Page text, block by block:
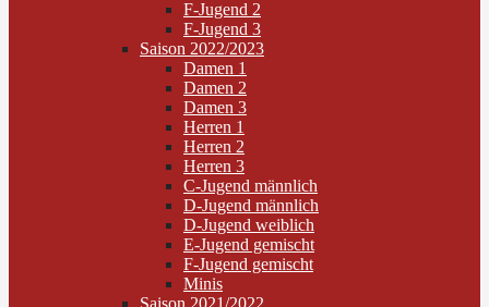
F-Jugend 2
F-Jugend 3
Saison 2022/2023
Damen 1
Damen 2
Damen 3
Herren 1
Herren 2
Herren 3
C-Jugend männlich
D-Jugend männlich
D-Jugend weiblich
E-Jugend gemischt
F-Jugend gemischt
Minis
Saison 2021/2022